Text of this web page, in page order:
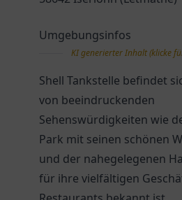
Umgebungsinfos
KI generierter Inhalt (klicke
Shell Tankstelle befindet
von beeindruckenden
Sehenswürdigkeiten wie
Park mit seinen schönen
und der nahegelegenen
für ihre vielfältigen